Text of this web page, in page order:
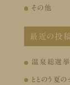
その他
最近の投
温泉総選挙
ととのう夏